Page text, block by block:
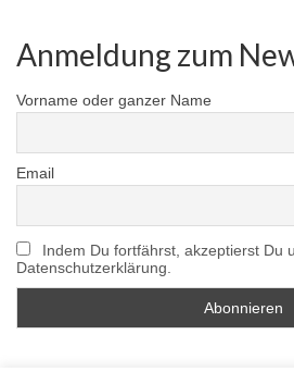
Anmeldung zum
Vorname oder ganzer Name
Email
Indem Du fortfährst, akzeptierst Du
Datenschutzerklärung.